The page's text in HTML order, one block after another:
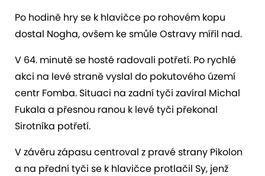
Po hodině hry se k hlavičce po rohovém kopu
dostal Nogha, ovšem ke smůle Ostravy mířil nad.
V 64. minutě se hosté radovali potřetí. Po rychlé
akci na levé straně vyslal do pokutového území
centr Fomba. Situaci na zadní tyči zavíral Michal
Fukala a přesnou ranou k levé tyči překonal
Sirotníka potřetí.
V závěru zápasu centroval z pravé strany Pikolon
a na přední tyči se k hlavičce protlačil Sy, jenž